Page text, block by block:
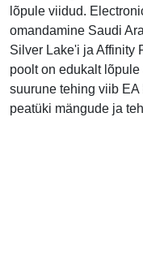
lõpule viidud.
omandamine Saudi
Silver Lake'i ja Affinity
poolt on edukalt
suurune tehing viib
peatüki mängude ja